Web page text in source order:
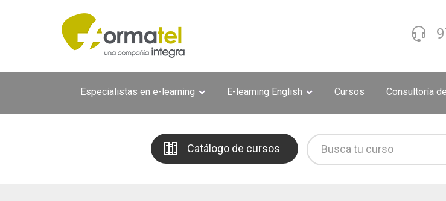
Especialistas en e-learning E-learning English Cursos Consultoría
Catálogo de cursos